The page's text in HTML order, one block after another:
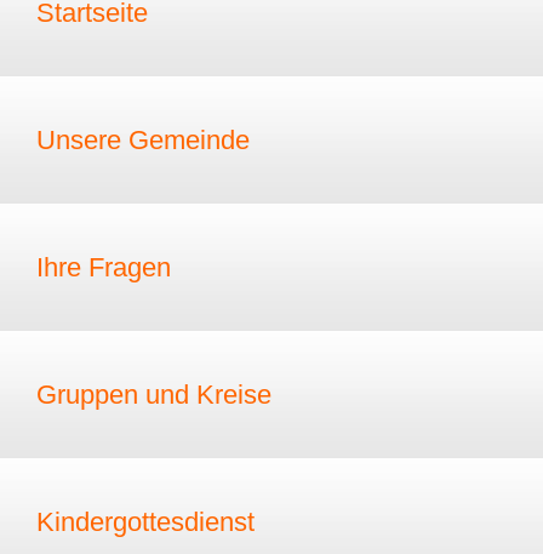
Startseite
Unsere Gemeinde
Ihre Fragen
Gruppen und Kreise
Kindergottesdienst